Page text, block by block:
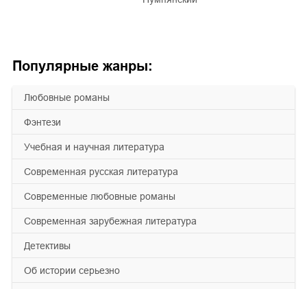
Популярные жанры:
любовные романы
фэнтези
учебная и научная литература
современная русская литература
современные любовные романы
современная зарубежная литература
детективы
об истории серьезно